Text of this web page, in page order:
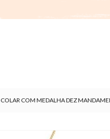
COLAR COM MEDALHA DEZ